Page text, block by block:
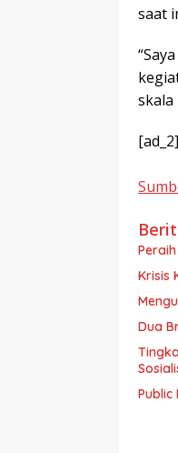
saat
skala
[ad_2]
Krisis
Dua
Public